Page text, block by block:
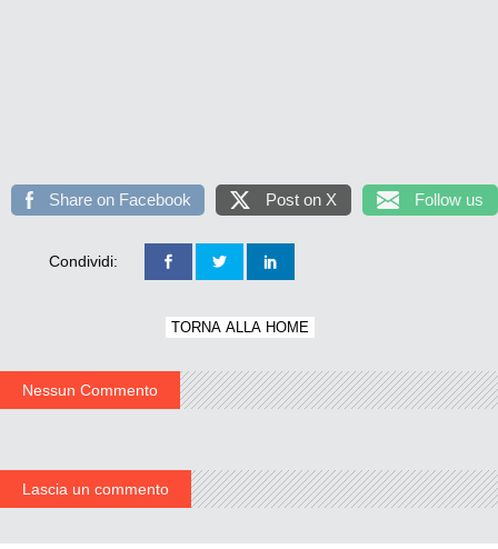
Share on Facebook Post on X Follow us
Condividi:
TORNA ALLA HOME
Nessun Commento
Lascia un commento